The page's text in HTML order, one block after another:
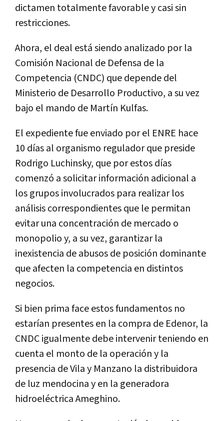
dictamen totalmente favorable y casi sin
restricciones.
Ahora, el deal está siendo analizado por la
Comisión Nacional de Defensa de la
Competencia (CNDC) que depende del
Ministerio de Desarrollo Productivo, a su vez
bajo el mando de Martín Kulfas.
El expediente fue enviado por el ENRE hace
10 días al organismo regulador que preside
Rodrigo Luchinsky, que por estos días
comenzó a solicitar información adicional a
los grupos involucrados para realizar los
análisis correspondientes que le permitan
evitar una concentración de mercado o
monopolio y, a su vez, garantizar la
inexistencia de abusos de posición dominante
que afecten la competencia en distintos
negocios.
Si bien prima face estos fundamentos no
estarían presentes en la compra de Edenor, la
CNDC igualmente debe intervenir teniendo en
cuenta el monto de la operación y la
presencia de Vila y Manzano la distribuidora
de luz mendocina y en la generadora
hidroeléctrica Ameghino.